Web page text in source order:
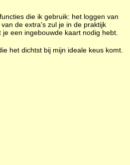
die ik gebruik: het loggen van
de extra's zul je in de praktijk
een ingebouwde kaart nodig hebt.
het dichtst bij mijn ideale keus komt.